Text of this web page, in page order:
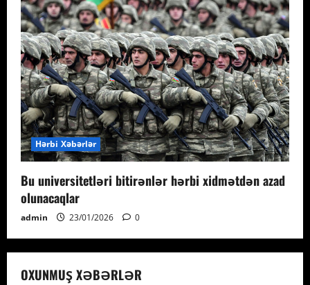
Hərbi Xəbərlər
Bu universitetləri bitirənlər hərbi xidmətdən azad
olunacaqlar
admin 23/01/2026 0
OXUNMUŞ XƏBƏRLƏR